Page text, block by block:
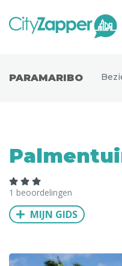
Europa
Noord-Amerika
Azië
Uitgelichte
PARAMARIBO
1 beoordelingen
MIJN GIDS